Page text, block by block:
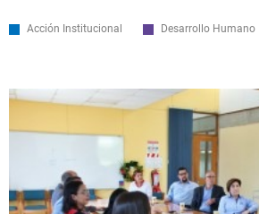
Acción Institucional Desarrollo Humano